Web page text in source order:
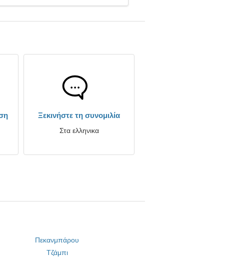
Ξεκινήστε τη συνομιλία
Στα ελληνικα
Πεκανμπάρου
Τζάμπι